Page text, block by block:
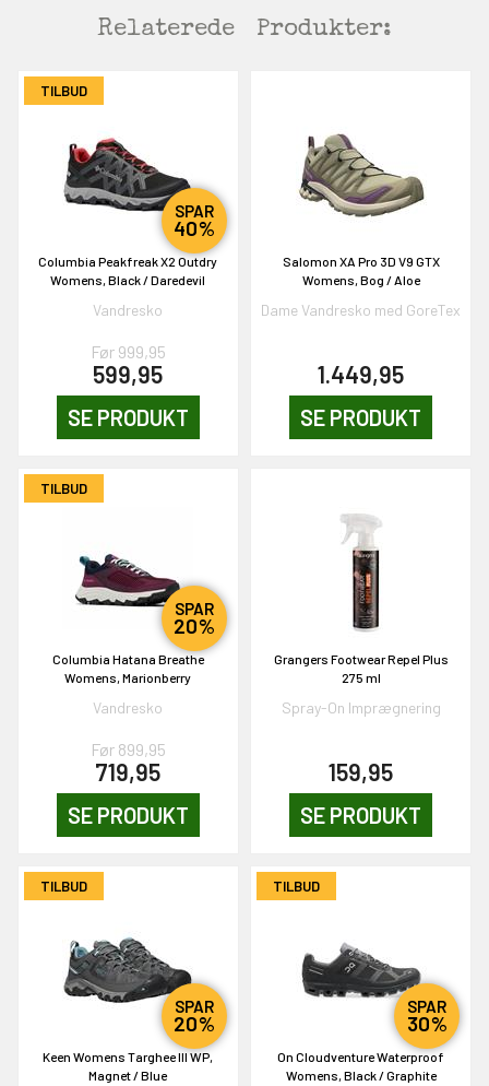
Relaterede Produkter:
TILBUD
SPAR
40%
Columbia Peakfreak X2 Outdry
Womens, Black / Daredevil
Vandresko
Før 999,95
599,95
SE PRODUKT
Salomon XA Pro 3D V9 GTX
Womens, Bog / Aloe
Dame Vandresko med GoreTex
1.449,95
SE PRODUKT
TILBUD
SPAR
20%
Columbia Hatana Breathe
Womens, Marionberry
Vandresko
Før 899,95
719,95
SE PRODUKT
Grangers Footwear Repel Plus
275 ml
Spray-On Imprægnering
159,95
SE PRODUKT
TILBUD
SPAR
20%
Keen Womens Targhee III WP,
Magnet / Blue
TILBUD
SPAR
30%
On Cloudventure Waterproof
Womens, Black / Graphite
VIND!
NEJ TAK!